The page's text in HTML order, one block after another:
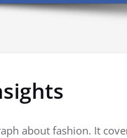
about fashion. It